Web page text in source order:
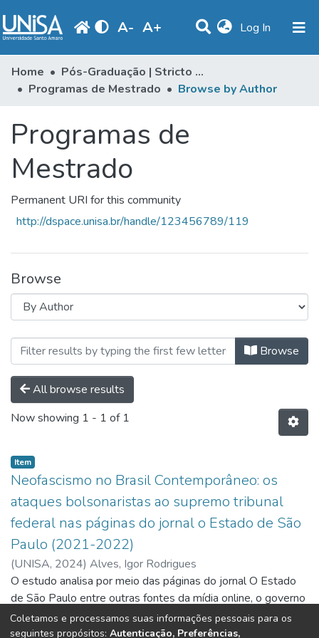
A- A+ Log In (current)
Communities & Collections
Browse
Produção Docente
Library
Home
Pós-Graduação | Stricto Sensu
Programas de Mestrado
Browse by Author
Programas de
Mestrado
Permanent URI for this community
http://dspace.unisa.br/handle/123456789/119
Browse
Browsing Programas de Browse
All browse results
Now showing 1 - 1 of 1
Item
Neofascismo no Brasil Contemporâneo: os
ataques bolsonaristas ao supremo tribunal
federal nas páginas do jornal o Estado de São
Paulo (2021-2022)
(UNISA, 2024) Alves, Igor Rodrigues
O estudo analisa por meio das páginas do jornal O Estado
de São Paulo entre outras fontes da mídia online, o governo
do 38º presidente do Brasil, Jair Messias Bolsonaro, e como
durante seus quatro anos de governo, Bolsonaro flertou
Show more
Coletamos e processamos suas informações pessoais para os
seguintes propósitos: Autenticação, Preferências,